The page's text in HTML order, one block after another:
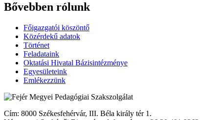
Bővebben rólunk
Főigazgatói köszöntő
Közérdekű adatok
Történet
Feladataink
Oktatási Hivatal Bázisintézménye
Egyesületeink
Emlékezzünk
Cím: 8000 Székesfehérvár, III. Béla király tér 1.